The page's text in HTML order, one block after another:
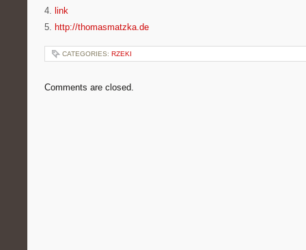
4. link
5. http://thomasmatzka.de
CATEGORIES: RZEKI
Comments are closed.